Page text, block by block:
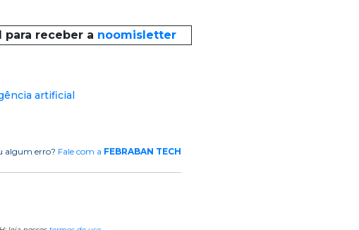
receber a noomisletter
artificial
algum erro? Fale com a FEBRABAN TECH